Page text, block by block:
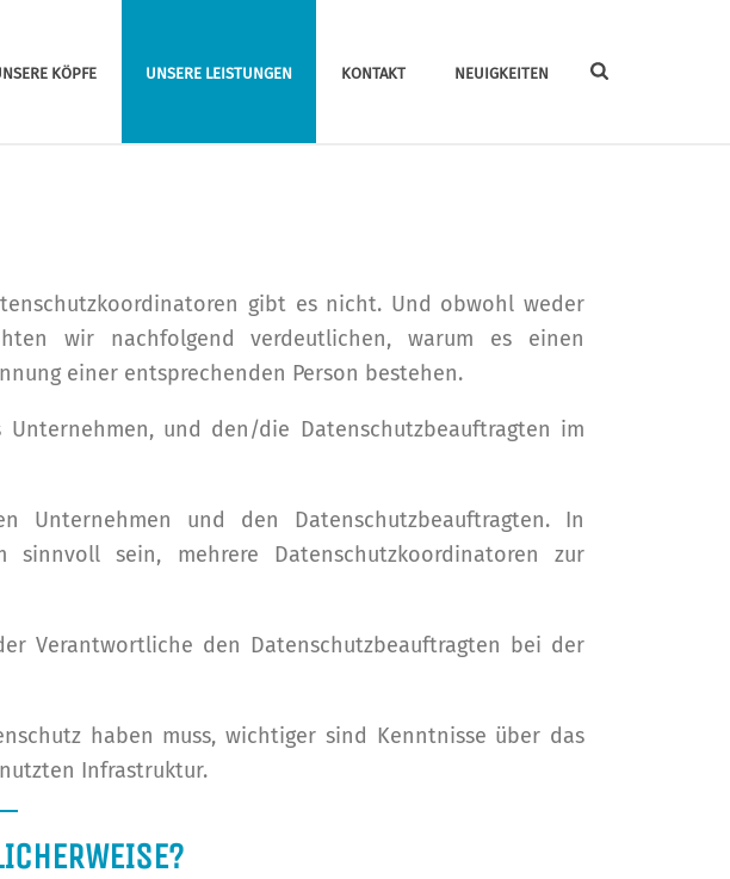
KÖPFE UNSERE LEISTUNGEN KONTAKT NEUIGKEITEN
gibt es nicht. Und obwohl weder
wir nachfolgend verdeutlichen, warum es einen
einer entsprechenden Person bestehen.
und den/die Datenschutzbeauftragten im
Unternehmen und den Datenschutzbeauftragten. In
sein, mehrere Datenschutzkoordinatoren zur
Verantwortliche den Datenschutzbeauftragten bei der
haben muss, wichtiger sind Kenntnisse über das
Infrastruktur.